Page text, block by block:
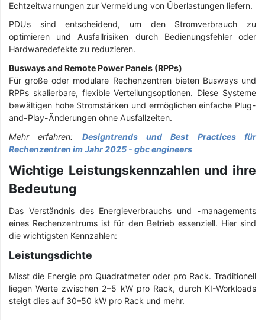
Echtzeitwarnungen zur Vermeidung von Überlastungen liefern.
PDUs sind entscheidend, um den Stromverbrauch zu
optimieren und Ausfallrisiken durch Bedienungsfehler oder
Hardwaredefekte zu reduzieren.
Busways and Remote Power Panels (RPPs)
Für große oder modulare Rechenzentren bieten Busways und
RPPs skalierbare, flexible Verteilungsoptionen. Diese Systeme
bewältigen hohe Stromstärken und ermöglichen einfache Plug-
and-Play-Änderungen ohne Ausfallzeiten.
Mehr erfahren: Designtrends und Best Practices für
Rechenzentren im Jahr 2025 - gbc engineers
Wichtige Leistungskennzahlen und ihre
Bedeutung
Das Verständnis des Energieverbrauchs und -managements
eines Rechenzentrums ist für den Betrieb essenziell. Hier sind
die wichtigsten Kennzahlen:
Leistungsdichte
Misst die Energie pro Quadratmeter oder pro Rack. Traditionell
liegen Werte zwischen 2–5 kW pro Rack, durch KI-Workloads
steigt dies auf 30–50 kW pro Rack und mehr.